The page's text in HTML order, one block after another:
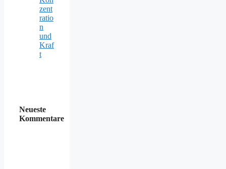
zent
ratio
n
und
Kraf
t
Neueste
Kommentare